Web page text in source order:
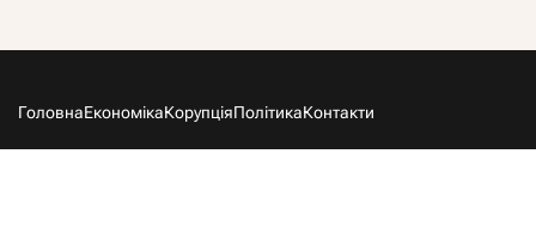
ГоловнаЕкономікаКорупціяПолітикаКонтакти